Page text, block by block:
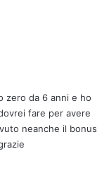
zero da 6 anni e ho
fare per avere
neanche il bonus